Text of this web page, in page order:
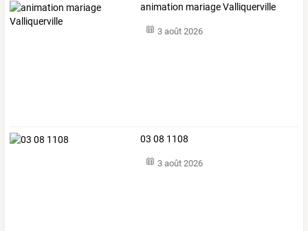
animation mariage Valliquerville
3 août 2026
03 08 1108
3 août 2026